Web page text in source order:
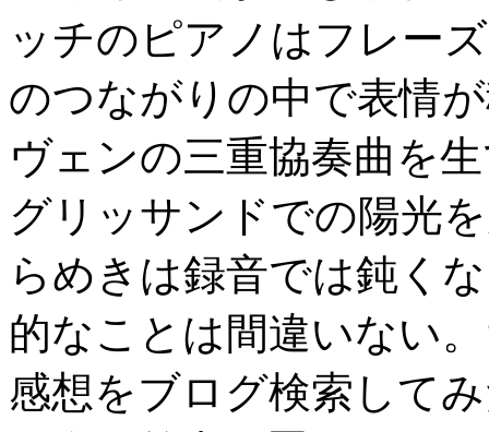
ッチのピアノはフレー
のつながりの中で表情
ヴェンの三重協奏曲を
グリッサンドでの陽光
らめきは録音では鈍く
的なことは間違いない
感想をブログ検索して